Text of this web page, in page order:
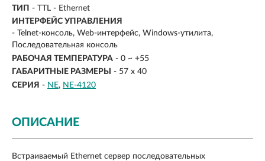
ТИП - TTL - Ethernet
ИНТЕРФЕЙС УПРАВЛЕНИЯ
- Telnet-консоль, Web-интерфейс, Windows-утилита,
Последовательная консоль
РАБОЧАЯ ТЕМПЕРАТУРА - 0 ~ +55
ГАБАРИТНЫЕ РАЗМЕРЫ
- 57 x 40
СЕРИЯ - NE NE-4120
ОПИСАНИЕ
Встраиваемый Ethernet сервер последовательных